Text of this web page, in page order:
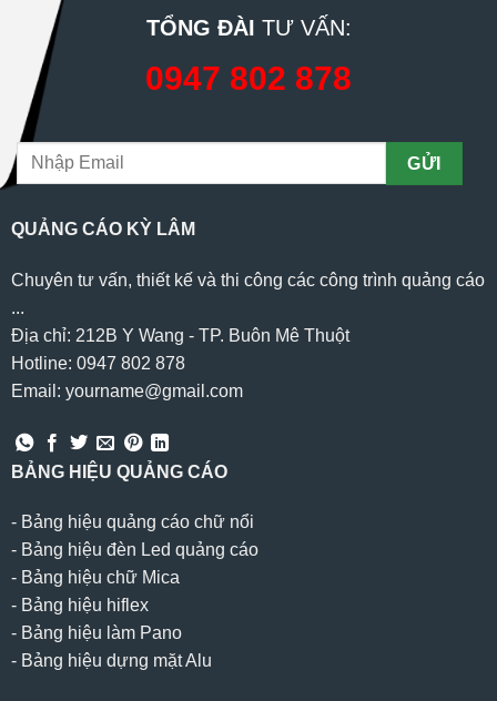
TỔNG ĐÀI TƯ VẤN:
0947 802 878
QUẢNG CÁO KỲ LÂM
Chuyên tư vấn, thiết kế và thi công các công trình quảng cáo
...
Địa chỉ: 212B Y Wang - TP. Buôn Mê Thuột
Hotline: 0947 802 878
Email: yourname@gmail.com
BẢNG HIỆU QUẢNG CÁO
- Bảng hiệu quảng cáo chữ nổi
- Bảng hiệu đèn Led quảng cáo
- Bảng hiệu chữ Mica
- Bảng hiệu hiflex
- Bảng hiệu làm Pano
- Bảng hiệu dựng mặt Alu